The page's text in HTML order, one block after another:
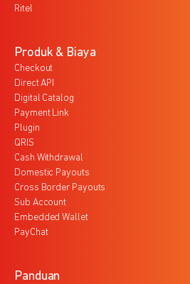
Ritel
Produk & Biaya
Checkout
Direct API
Digital Catalog
Payment Link
Plugin
QRIS
Cash Withdrawal
Domestic Payouts
Cross Border Payouts
Sub Account
Embedded Wallet
PayChat
Panduan